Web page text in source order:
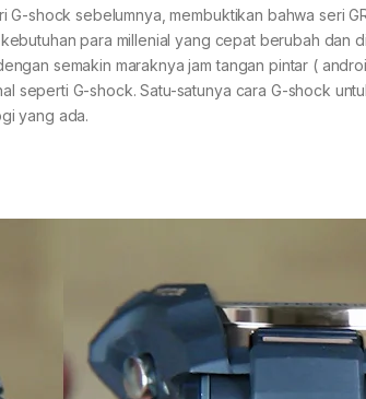
shock sebelumnya, membuktikan bahwa seri
para millenial yang cepat berubah dan
semakin maraknya jam tangan pintar (
seperti G-shock. Satu-satunya cara G-shock
yang ada.